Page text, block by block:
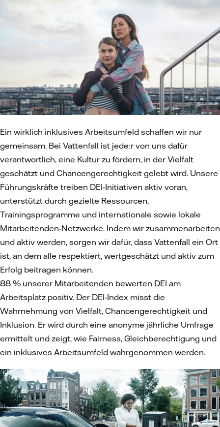
Ein wirklich inklusives Arbeitsumfeld schaffen wir nur
gemeinsam. Bei Vattenfall ist jede:r von uns dafür
verantwortlich, eine Kultur zu fördern, in der Vielfalt
geschätzt und Chancengerechtigkeit gelebt wird. Unsere
Führungskräfte treiben DEI-Initiativen aktiv voran,
unterstützt durch gezielte Ressourcen,
Trainingsprogramme und internationale sowie lokale
Mitarbeitenden-Netzwerke. Indem wir zusammenarbeiten
und aktiv werden, sorgen wir dafür, dass Vattenfall ein Ort
ist, an dem alle respektiert, wertgeschätzt und aktiv zum
Erfolg beitragen können.
88 % unserer Mitarbeitenden bewerten DEI am
Arbeitsplatz positiv. Der DEI-Index misst die
Wahrnehmung von Vielfalt, Chancengerechtigkeit und
Inklusion. Er wird durch eine anonyme jährliche Umfrage
ermittelt und zeigt, wie Fairness, Gleichberechtigung und
ein inklusives Arbeitsumfeld wahrgenommen werden.